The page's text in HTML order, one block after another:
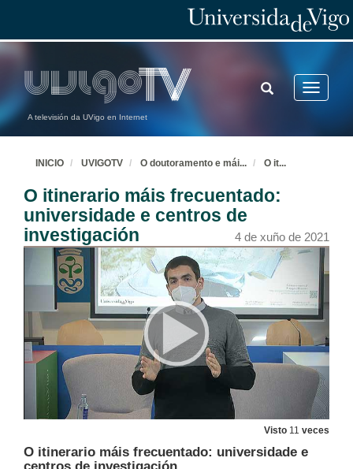
A televisión da UVigo en Internet
Toggle
TOGGLE
SEARCH
INICIO UVIGOTV O doutoramento e mái... O it...
O itinerario máis frecuentado:
universidade e centros de
investigación
4 de xuño de 2021
Visto 11 veces
O itinerario máis frecuentado: universidade e